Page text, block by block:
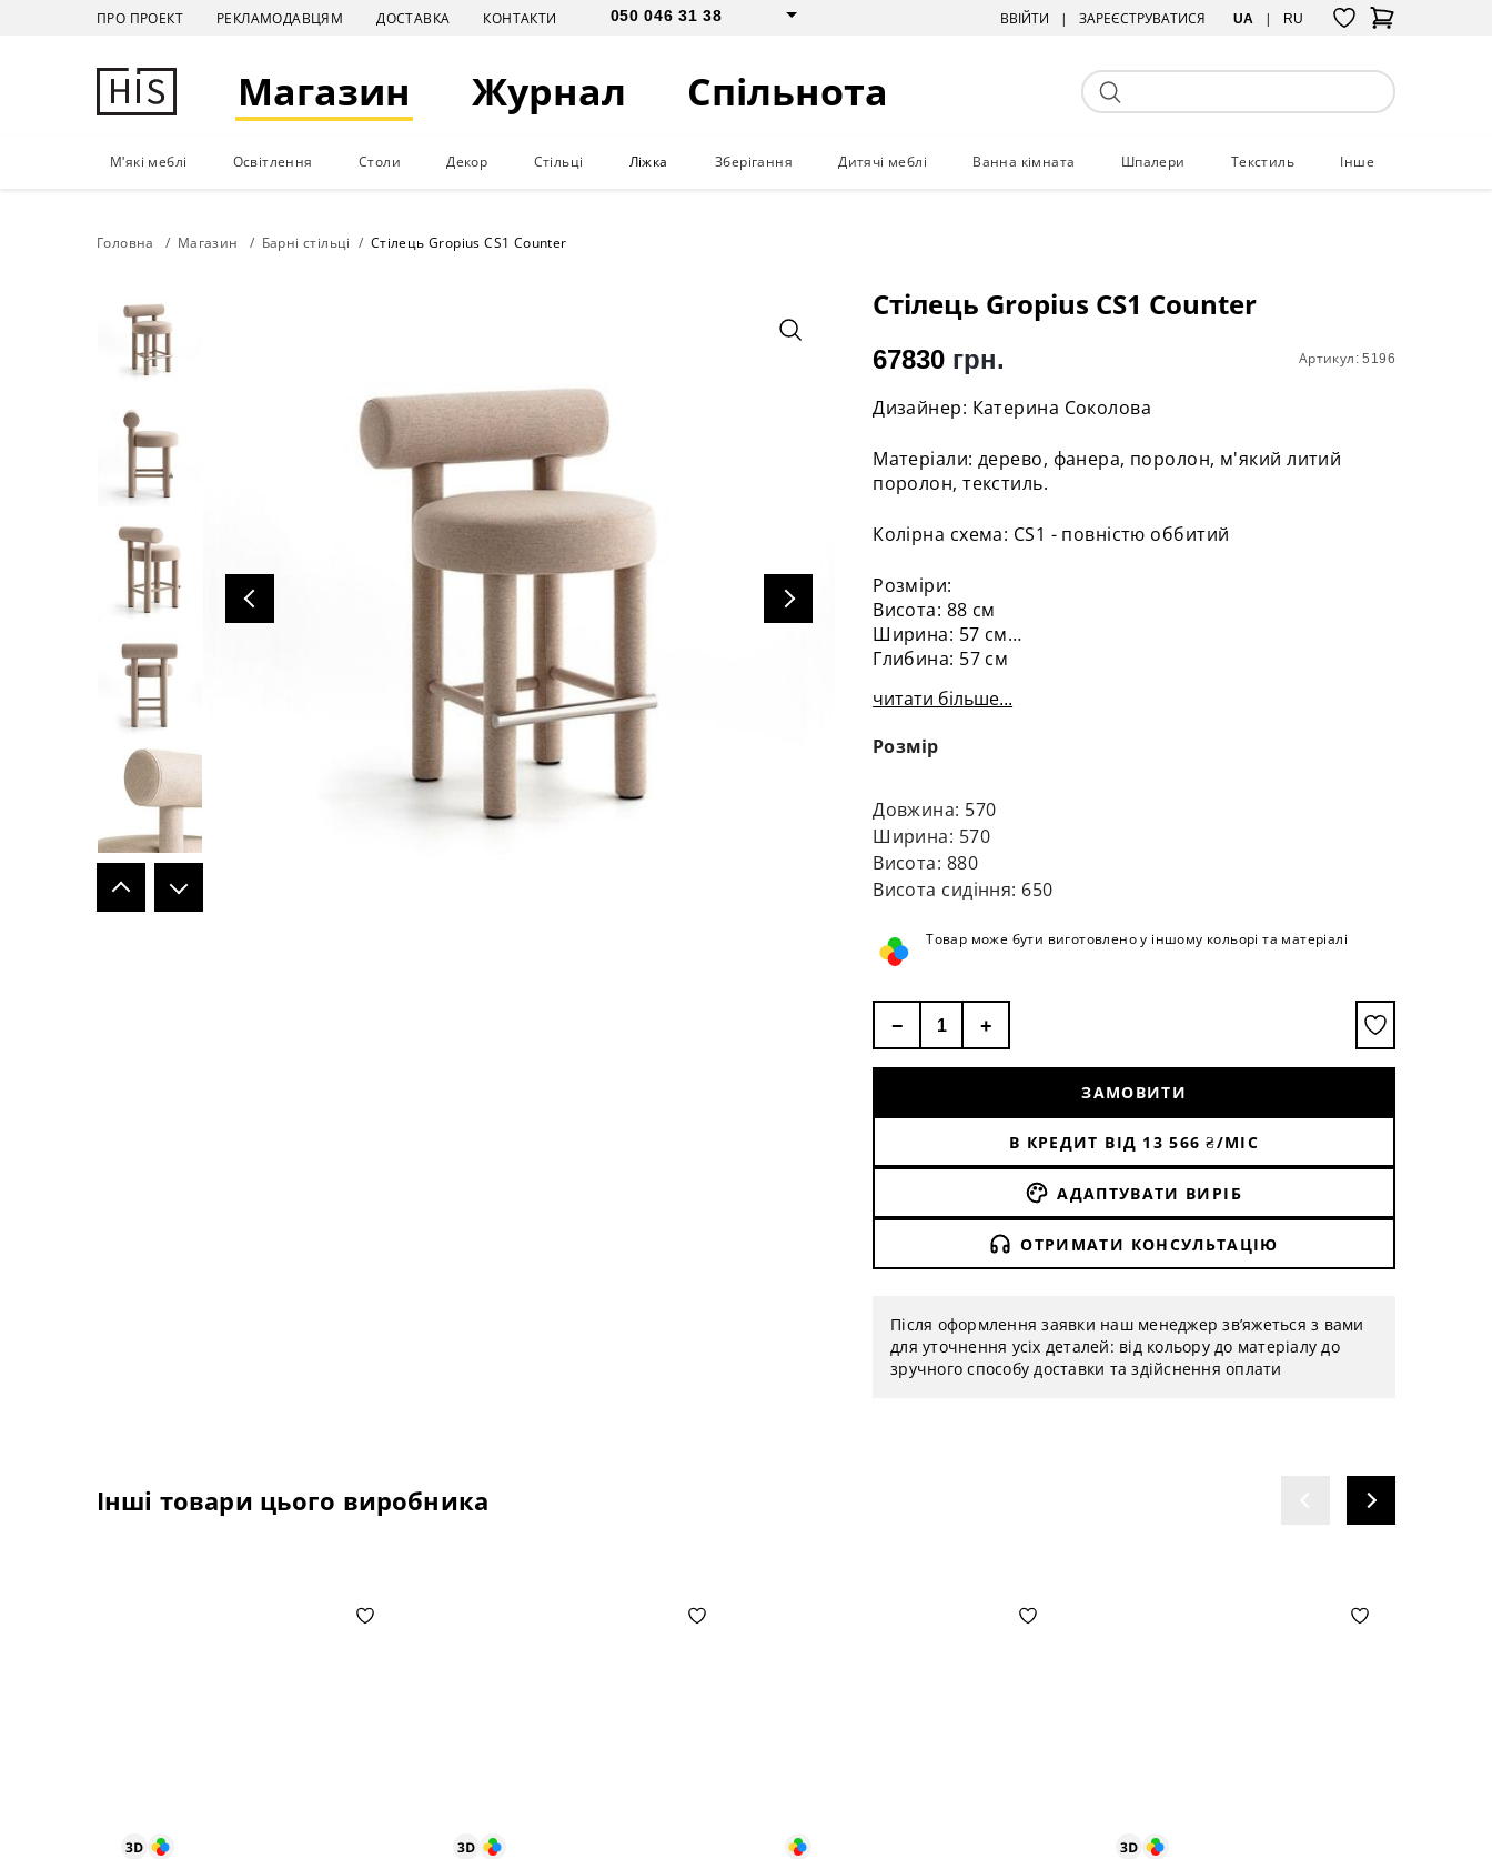
ПРО ПРОЕКТ РЕКЛАМОДАВЦЯМ ДОСТАВКА КОНТАКТИ 050 046 31 38 ВВІЙТИ ЗАРЕЄСТРУВАТИСЯ UA RU
Магазин Журнал Спільнота
М'які меблі Освітлення Столи Декор Стільці Ліжка Зберігання Дитячі меблі Ванна кімната Шпалери Текстиль Інше
Головна Магазин Барні стільці Стілець Gropius CS1 Counter
Стілець Gropius CS1 Counter
Артикул: 5196
67830 грн.
Дизайнер: Катерина Соколова
Матеріали: дерево, фанера, поролон, м'який литий
поролон, текстиль.
Колірна схема: CS1 - повністю оббитий
Розміри:
Висота: 88 см
Ширина: 57 см
Глибина: 57 см
читати більше...
Розмір
Довжина: 570
Ширина: 570
Висота: 880
Висота сидіння: 650
Товар може бути виготовлено у іншому кольорі та матеріалі
− +
ЗАМОВИТИ
В КРЕДИТ ВІД 13 566 ₴/МІС
АДАПТУВАТИ ВИРІБ
ОТРИМАТИ КОНСУЛЬТАЦІЮ
Після оформлення заявки наш менеджер зв’яжеться з вами
для уточнення усіх деталей: від кольору до матеріалу до
зручного способу доставки та здійснення оплати
Інші товари цього виробника